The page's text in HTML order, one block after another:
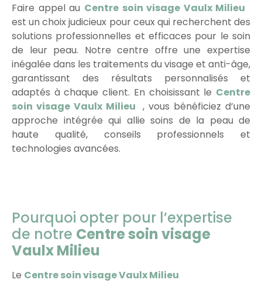
Faire appel au Centre soin visage Vaulx Milieu
est un choix judicieux pour ceux qui recherchent des
solutions professionnelles et efficaces pour le soin
de leur peau. Notre centre offre une expertise
inégalée dans les traitements du visage et anti-âge,
garantissant des résultats personnalisés et
adaptés à chaque client. En choisissant le Centre
soin visage Vaulx Milieu , vous bénéficiez d’une
approche intégrée qui allie soins de la peau de
haute qualité, conseils professionnels et
technologies avancées.
Pourquoi opter pour l’expertise
de notre Centre soin visage
Vaulx Milieu
Le Centre soin visage Vaulx Milieu